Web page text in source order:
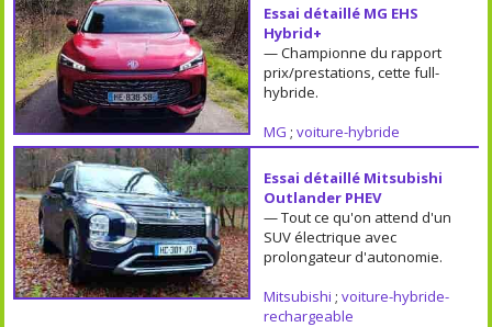
Essai détaillé MG EHS
Hybrid+
— Championne du rapport
prix/prestations, cette full-
hybride.
MG ; voiture-hybride
Essai détaillé Mitsubishi
Outlander PHEV
— Tout ce qu'on attend d'un
SUV électrique avec
prolongateur d'autonomie.
Mitsubishi ; voiture-hybride-
rechargeable